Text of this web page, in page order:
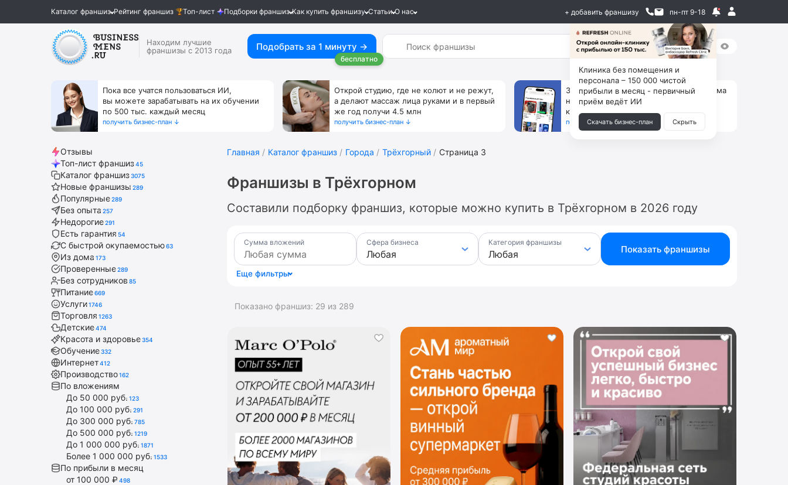
Каталог франшиз Рейтинг франшиз Топ-лист Подборки франшиз Как купить франшизу Статьи О нас + добавить франшизу пн-пт 9-18
Находим лучшие
франшизы с 2013 года
Подобрать за 1 минуту →
бесплатно
Пока все учатся пользоваться ИИ,
вы можете зарабатывать на их обучении
по 500 тыс. каждый месяц
получить бизнес-план ↓
Открой студию, где не колют и не режут,
а делают массаж лица руками и в первый
же год получи 4.5 млн
получить бизнес-план ↓
За 90 тыс. открой магазин на Авито, дома
ни коробок, ни товара, ни склада, зато
каждый месяц +125 тыс. чистыми
получить бизнес-план ↓
Отзывы
Топ-лист франшиз45
Каталог франшиз3075
Новые франшизы 289
Популярные289
Без опыта 257
Недорогие291
Есть гарантия 54
С быстрой окупаемостью63
Из дома 173
Проверенные289
Без сотрудников 85
Питание669
Услуги1746
Торговля 1263
Детские474
Красота и здоровье354
Обучение332
Интернет412
Производство162
По вложениям
До 50 000 руб. 123
До 100 000 руб. 291
До 300 000 руб. 785
До 500 000 руб. 1219
До 1 000 000 руб. 1871
Более 1 000 000 руб. 1533
По прибыли в месяц
от 100 000 ₽ 498
Главная Каталог франшиз Города Трёхгорный Страница 3
Франшизы в Трёхгорном
Составили подборку франшиз, которые можно купить в Трёхгорном в 2026 году
Сумма вложений Сфера бизнеса Категория франшизы
Показать франшизы
Еще фильтры
Показано франшиз: 29 из 289
Клиника без помещения и
персонала – 150 000 чистой
прибыли в месяц - первичный
приём ведёт ИИ
Скачать бизнес-план Скрыть